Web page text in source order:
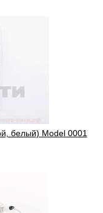
белый) Model 0001